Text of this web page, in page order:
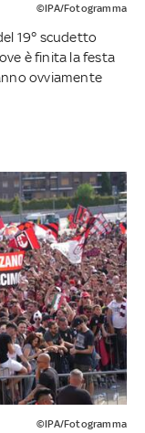
©IPA/Fotogramma
19° scudetto
è finita la festa
ovviamente
©IPA/Fotogramma